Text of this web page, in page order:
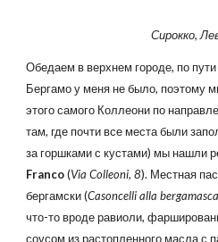
Сирокко,
Обедаем в верхнем городе, по
Бергамо у меня не было, поэтому
этого самого Коллеони по
там, где почти все места были
за горшками с кустами) мы нашли
Franco(Via Colleoni, 8). Местная
бергамски (Casoncelli alla
что-то вроде равиоли,
соусом из растопленного масла с